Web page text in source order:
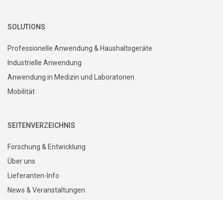
SOLUTIONS
Professionelle Anwendung & Haushaltsgeräte
Industrielle Anwendung
Anwendung in Medizin und Laboratorien
Mobilität
SEITENVERZEICHNIS
Forschung & Entwicklung
Über uns
Lieferanten-Info
News & Veranstaltungen